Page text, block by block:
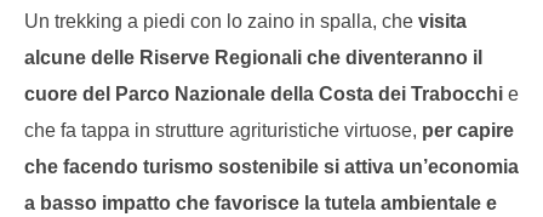
NOW VIEWING
Redazione
Un trekking a piedi con lo zaino in spalla, che visita
alcune delle Riserve Regionali che diventeranno il
cuore del Parco Nazionale della Costa dei Trabocchi e
che fa tappa in strutture agrituristiche virtuose, per capire
che facendo turismo sostenibile si attiva un’economia
a basso impatto che favorisce la tutela ambientale e